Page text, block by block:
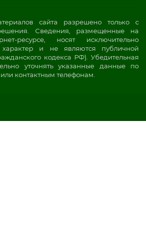
сайта разрешено только с
Сведения, размещенные на
ресурсе, носят исключительно
и не являются публичной
кодекса РФ). Убедительная
уточнять указанные данные по
контактным телефонам.